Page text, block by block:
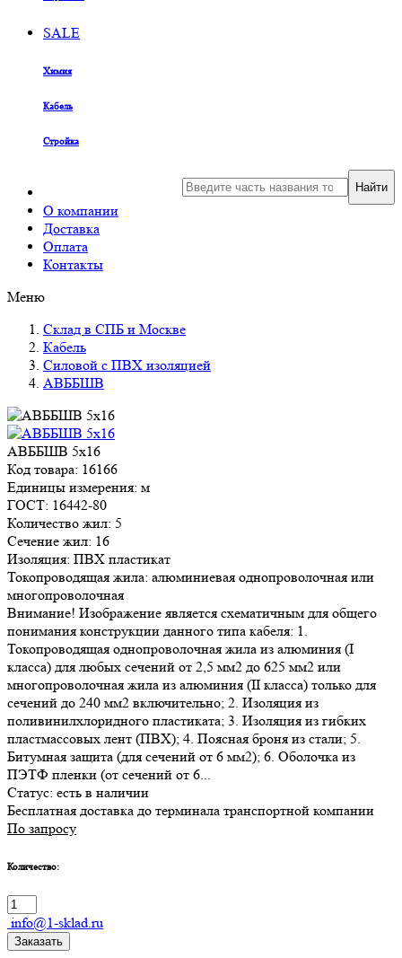
SALE
Химия
Кабель
Стройка
О компании
Доставка
Оплата
Контакты
Найти
Меню
Склад в СПБ и Москве
Кабель
Силовой с ПВХ изоляцией
АВББШВ
АВББШВ 5х16
Код товара: 16166
Единицы измерения: м
ГОСТ: 16442-80
Количество жил: 5
Сечение жил: 16
Изоляция: ПВХ пластикат
Токопроводящая жила: алюминиевая однопроволочная или
многопроволочная
Внимание! Изображение является схематичным для общего
понимания конструкции данного типа кабеля: 1.
Токопроводящая однопроволочная жила из алюминия (I
класса) для любых сечений от 2,5 мм2 до 625 мм2 или
многопроволочная жила из алюминия (II класса) только для
сечений до 240 мм2 включительно; 2. Изоляция из
поливинилхлоридного пластиката; 3. Изоляция из гибких
пластмассовых лент (ПВХ); 4. Поясная броня из стали; 5.
Битумная защита (для сечений от 6 мм2); 6. Оболочка из
ПЭТФ пленки (от сечений от 6...
Статус: есть в наличии
Бесплатная доставка до терминала транспортной компании
По запросу
Количество:
info@1-sklad.ru
Заказать